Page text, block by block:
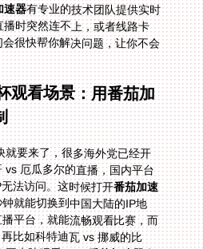
速器有专业的技术团队提供实时
售后保障。比如你在看直播时突然连不上，或者线路卡
顿，只要联系客服，他们会很快帮你解决问题，让你不会
观看场景：用番茄加
就要来了，很多海外党已经开
厄瓜多尔的直播，国内平台
法访问。这时候打开番茄加速
就能切换到中国大陆的IP地
平台，就能流畅观看比赛，而
再比如科特迪瓦 vs 挪威的比